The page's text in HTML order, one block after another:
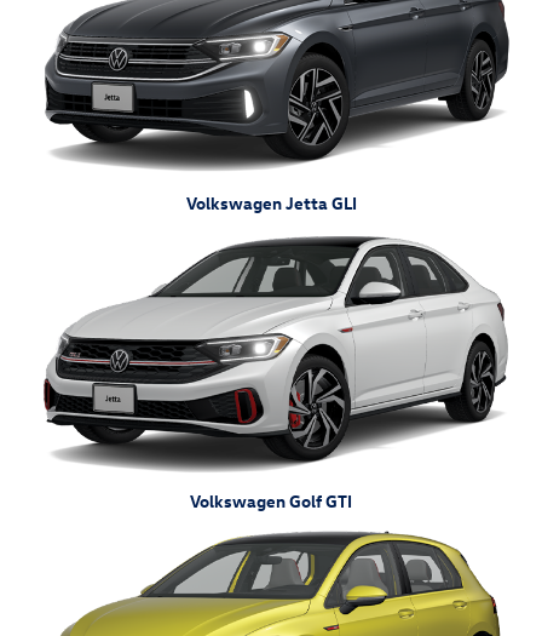
Volkswagen Jetta GLI
Volkswagen Golf GTI